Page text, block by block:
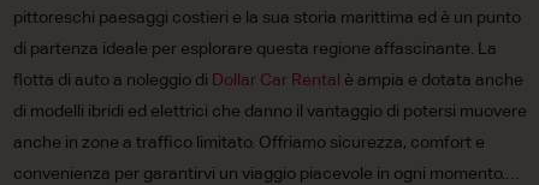
pittoreschi paesaggi costieri e la sua storia marittima ed è un punto
di partenza ideale per esplorare questa regione affascinante. La
flotta di auto a noleggio di Dollar Car Rental è ampia e dotata anche
di modelli ibridi ed elettrici che danno il vantaggio di potersi muovere
anche in zone a traffico limitato. Offriamo sicurezza, comfort e
convenienza per garantirvi un viaggio piacevole in ogni momento.